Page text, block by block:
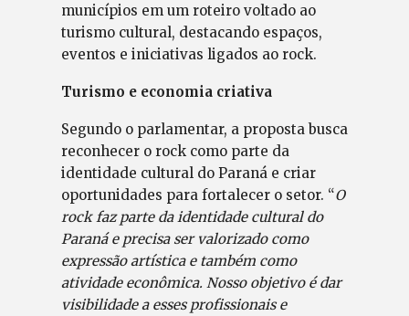
municípios em um roteiro voltado ao
turismo cultural, destacando espaços,
eventos e iniciativas ligados ao rock.
Turismo e economia criativa
Segundo o parlamentar, a proposta busca
reconhecer o rock como parte da
identidade cultural do Paraná e criar
oportunidades para fortalecer o setor. “O
rock faz parte da identidade cultural do
Paraná e precisa ser valorizado como
expressão artística e também como
atividade econômica. Nosso objetivo é dar
visibilidade a esses profissionais e